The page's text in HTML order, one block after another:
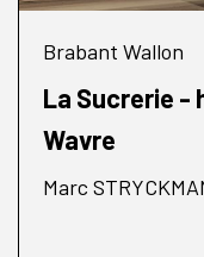
Brabant Wallon
La Sucrerie -
Wavre
Marc